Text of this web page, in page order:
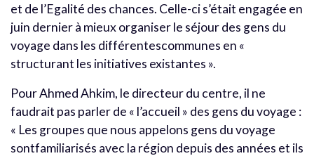
et de l’Egalité des chances. Celle-ci s’était engagée en
juin dernier à mieux organiser le séjour des gens du
voyage dans les différentescommunes en «
structurant les initiatives existantes ».
Pour Ahmed Ahkim, le directeur du centre, il ne
faudrait pas parler de « l’accueil » des gens du voyage :
« Les groupes que nous appelons gens du voyage
sontfamiliarisés avec la région depuis des années et ils